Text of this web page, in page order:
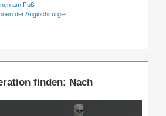
am Fuß
der Angiochirurgie
finden: Nach